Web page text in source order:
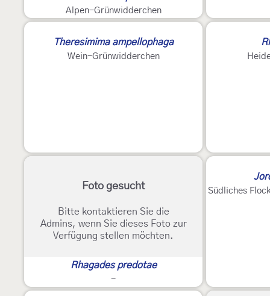
Alpen-Grünwidderchen
Theresimima ampellophaga
Wein-Grünwidderchen
Foto gesucht
Bitte kontaktieren Sie die
Admins, wenn Sie dieses Foto zur
Verfügung stellen möchten.
Rhagades predotae
-
Südliches